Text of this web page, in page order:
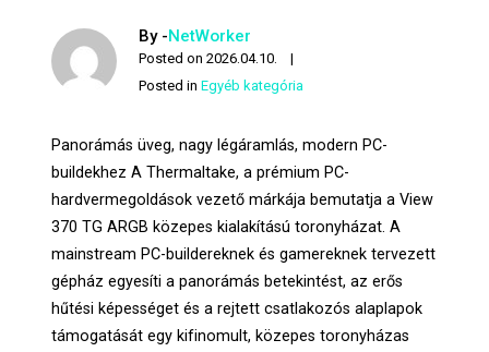
By -NetWorker
Posted on2026.04.10.
Posted inEgyéb kategória
Panorámás üveg, nagy légáramlás, modern PC-
buildekhez A Thermaltake, a prémium PC-
hardvermegoldások vezető márkája bemutatja a View
370 TG ARGB közepes kialakítású toronyházat. A
mainstream PC-buildereknek és gamereknek tervezett
gépház egyesíti a panorámás betekintést, az erős
hűtési képességet és a rejtett csatlakozós alaplapok
támogatását egy kifinomult, közepes toronyházas